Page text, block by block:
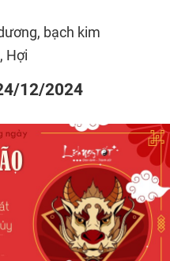
bạch kim
Hợi
12/2024